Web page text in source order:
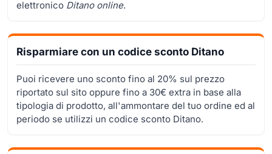
elettronico Ditano online.
Risparmiare con un codice sconto Ditano
Puoi ricevere uno sconto fino al 20% sul prezzo
riportato sul sito oppure fino a 30€ extra in base alla
tipologia di prodotto, all'ammontare del tuo ordine ed al
periodo se utilizzi un codice sconto Ditano.